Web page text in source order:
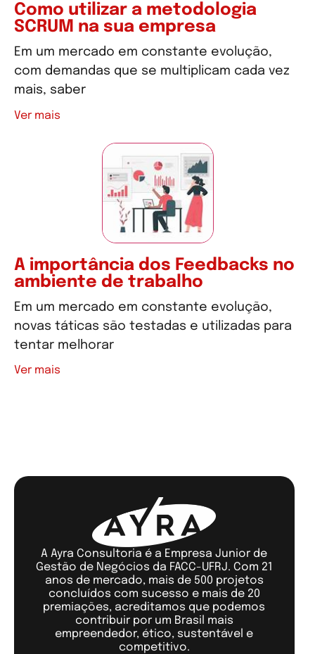
Como utilizar a metodologia
SCRUM na sua empresa
Em um mercado em constante evolução,
com demandas que se multiplicam cada vez
mais, saber
Ver mais
A importância dos Feedbacks no
ambiente de trabalho
Em um mercado em constante evolução,
novas táticas são testadas e utilizadas para
tentar melhorar
Ver mais
A Ayra Consultoria é a Empresa Junior de
Gestão de Negócios da FACC-UFRJ. Com 21
anos de mercado, mais de 500 projetos
concluídos com sucesso e mais de 20
premiações, acreditamos que podemos
contribuir por um Brasil mais
empreendedor, ético, sustentável e
competitivo.